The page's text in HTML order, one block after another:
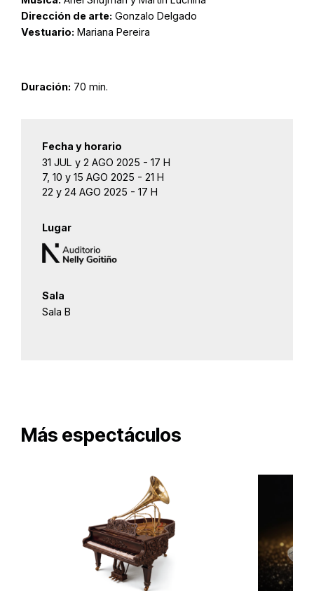
Dirección de arte: Gonzalo Delgado
Vestuario: Mariana Pereira
Duración: 70 min.
Fecha y horario
31 JUL y 2 AGO 2025 - 17 H
7, 10 y 15 AGO 2025 - 21 H
22 y 24 AGO 2025 - 17 H
Lugar
Sala
Sala B
Más espectáculos